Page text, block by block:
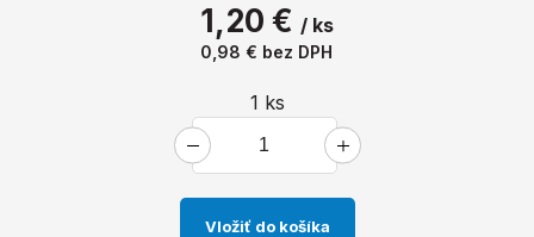
1,20 € / ks
0,98 € bez DPH
1 ks
Vložiť do košíka